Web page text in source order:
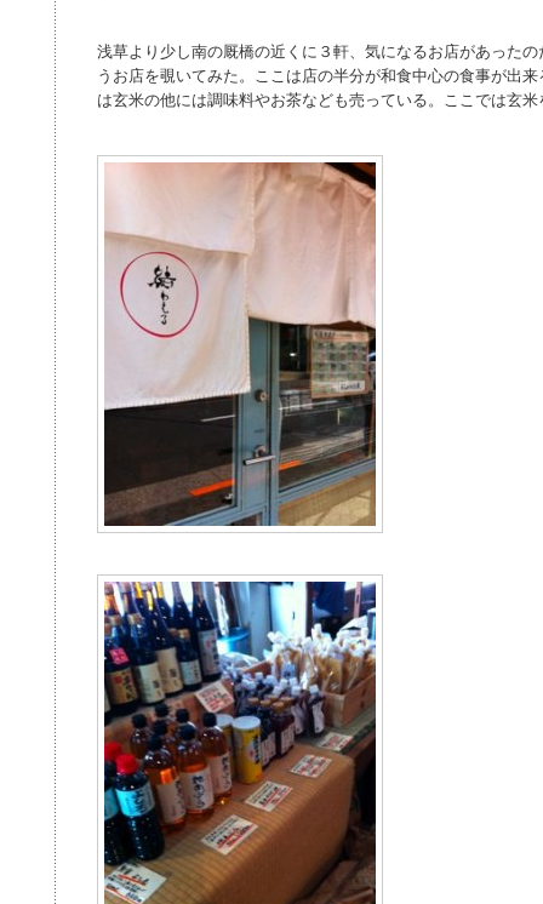
浅草より少し南の厩橋の近くに３軒、気になるお店があった
うお店を覗いてみた。ここは店の半分が和食中心の食事が出
は玄米の他には調味料やお茶なども売っている。ここでは玄米